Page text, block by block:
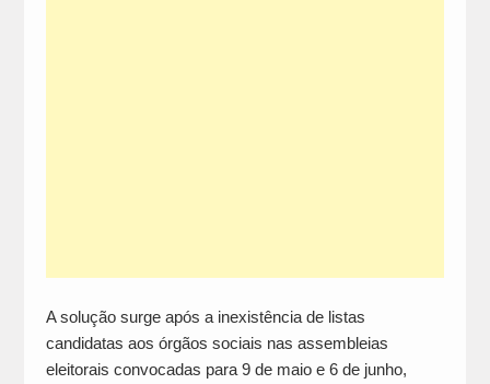
A solução surge após a inexistência de listas
candidatas aos órgãos sociais nas assembleias
eleitorais convocadas para 9 de maio e 6 de junho,